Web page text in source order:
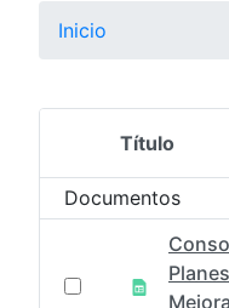
Inicio
Selección del
Título
Documentos